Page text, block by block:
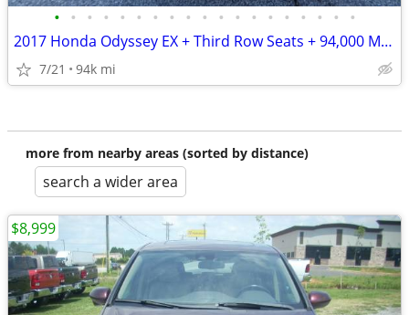
• • • • • • • • • • • • • • • • • • •
2017 Honda Odyssey EX + Third Row Seats + 94,000 Miles
7/21 94k mi
more from nearby areas (sorted by distance)
search a wider area
$8,999